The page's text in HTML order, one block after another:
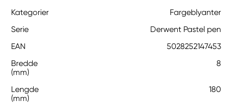
Kategorier
Fargeblyanter
Serie
Derwent Pastel pen
EAN
5028252147453
Bredde
(mm)
8
Lengde
(mm)
180